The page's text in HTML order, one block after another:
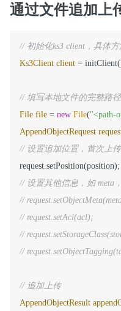
通过文件追加上
// 初始化ks3 client，具体
Ks3Client client =
// 填写本地文件的完整路径
File file = new File("<path-
AppendObjectRequest
// 设置追加位置，首次上
// 设置其他信息，如 meta
//
// request.setAcl(acl);
//
//
// 追加上传
AppendObjectResult